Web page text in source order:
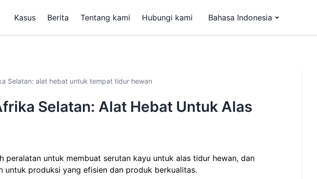
Kasus Berita Tentang kami Hubungi kami Bahasa Indonesia
Selatan: alat hebat untuk tempat tidur hewan
Selatan: Alat Hebat Untuk Alas
peralatan untuk membuat serutan kayu untuk alas tidur hewan, dan
untuk produksi yang efisien dan produk berkualitas.